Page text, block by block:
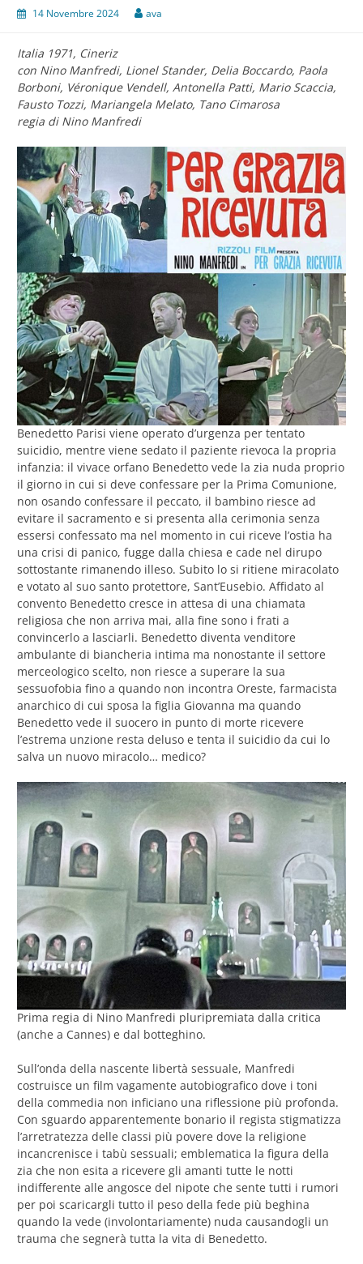
14 Novembre 2024 ava
Italia 1971, Cineriz
con Nino Manfredi, Lionel Stander, Delia Boccardo, Paola
Borboni, Véronique Vendell, Antonella Patti, Mario Scaccia,
Fausto Tozzi, Mariangela Melato, Tano Cimarosa
regia di Nino Manfredi
Benedetto Parisi viene operato d’urgenza per tentato
suicidio, mentre viene sedato il paziente rievoca la propria
infanzia: il vivace orfano Benedetto vede la zia nuda proprio
il giorno in cui si deve confessare per la Prima Comunione,
non osando confessare il peccato, il bambino riesce ad
evitare il sacramento e si presenta alla cerimonia senza
essersi confessato ma nel momento in cui riceve l’ostia ha
una crisi di panico, fugge dalla chiesa e cade nel dirupo
sottostante rimanendo illeso. Subito lo si ritiene miracolato
e votato al suo santo protettore, Sant’Eusebio. Affidato al
convento Benedetto cresce in attesa di una chiamata
religiosa che non arriva mai, alla fine sono i frati a
convincerlo a lasciarli. Benedetto diventa venditore
ambulante di biancheria intima ma nonostante il settore
merceologico scelto, non riesce a superare la sua
sessuofobia fino a quando non incontra Oreste, farmacista
anarchico di cui sposa la figlia Giovanna ma quando
Benedetto vede il suocero in punto di morte ricevere
l’estrema unzione resta deluso e tenta il suicidio da cui lo
salva un nuovo miracolo… medico?
Prima regia di Nino Manfredi pluripremiata dalla critica
(anche a Cannes) e dal botteghino.
Sull’onda della nascente libertà sessuale, Manfredi
costruisce un film vagamente autobiografico dove i toni
della commedia non inficiano una riflessione più profonda.
Con sguardo apparentemente bonario il regista stigmatizza
l’arretratezza delle classi più povere dove la religione
incancrenisce i tabù sessuali; emblematica la figura della
zia che non esita a ricevere gli amanti tutte le notti
indifferente alle angosce del nipote che sente tutti i rumori
per poi scaricargli tutto il peso della fede più beghina
quando la vede (involontariamente) nuda causandogli un
trauma che segnerà tutta la vita di Benedetto.